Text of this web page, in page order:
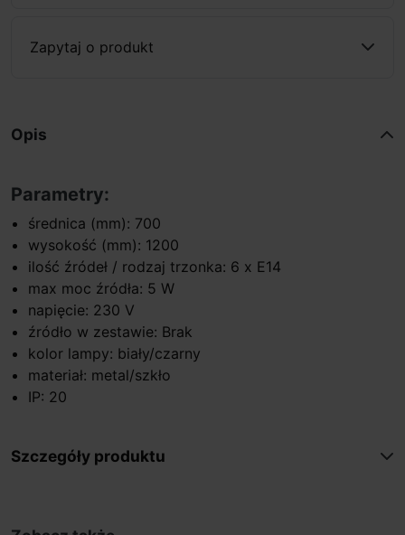
Zapytaj o produkt
Opis
Parametry:
średnica (mm): 700
wysokość (mm): 1200
ilość źródeł / rodzaj trzonka: 6 x E14
max moc źródła: 5 W
napięcie: 230 V
źródło w zestawie: Brak
kolor lampy: biały/czarny
materiał: metal/szkło
IP: 20
Szczegóły produktu